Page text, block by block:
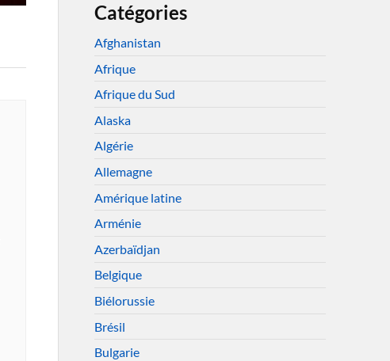
Catégories
Afghanistan
Afrique
Afrique du Sud
Alaska
Algérie
Allemagne
Amérique latine
Arménie
Azerbaïdjan
Belgique
Biélorussie
Brésil
Bulgarie